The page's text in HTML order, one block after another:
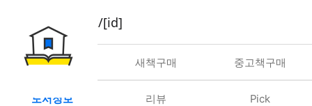
book/rent/[id]
대여 새책구매 중고책구매
도서정보 리뷰 Pick